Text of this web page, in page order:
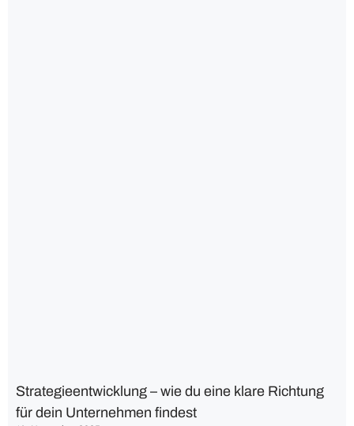
Strategieentwicklung – wie du eine klare Richtung
für dein Unternehmen findest